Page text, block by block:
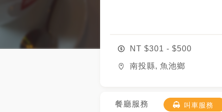
NT $301 - $500
南投縣, 魚池鄉
餐廳服務 叫車服務